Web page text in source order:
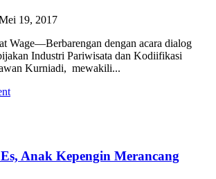
19, 2017
Wage—Berbarengan dengan acara dialog
Industri Pariwisata dan Kodiifikasi
Kurniadi, mewakili...
Anak Kepengin Merancang